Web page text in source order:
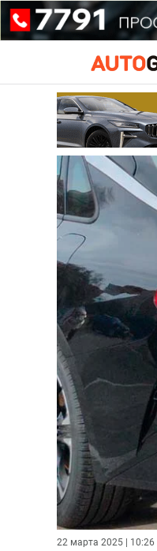
22 марта 2025 | 10:26